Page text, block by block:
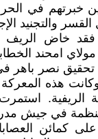
خبرتهم في
والتجنيد
خاض الريف
امحند
1921 من تحقيق نصر
وكانت هذه
الريفية. استمرت
سنة 1926، منظمة في
على كمائن